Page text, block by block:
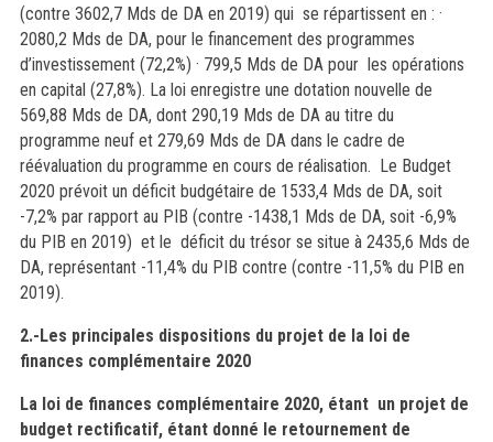
(contre 3602,7 Mds de DA en 2019) qui se répartissent en : ·
2080,2 Mds de DA, pour le financement des programmes
d’investissement (72,2%) · 799,5 Mds de DA pour les opérations
en capital (27,8%). La loi enregistre une dotation nouvelle de
569,88 Mds de DA, dont 290,19 Mds de DA au titre du
programme neuf et 279,69 Mds de DA dans le cadre de
réévaluation du programme en cours de réalisation. Le Budget
2020 prévoit un déficit budgétaire de 1533,4 Mds de DA, soit
-7,2% par rapport au PIB (contre -1438,1 Mds de DA, soit -6,9%
du PIB en 2019) et le déficit du trésor se situe à 2435,6 Mds de
DA, représentant -11,4% du PIB contre (contre -11,5% du PIB en
2019).
2.-Les principales dispositions du projet de la loi de
finances complémentaire 2020
La loi de finances complémentaire 2020, étant un projet de
budget rectificatif, étant donné le retournement de